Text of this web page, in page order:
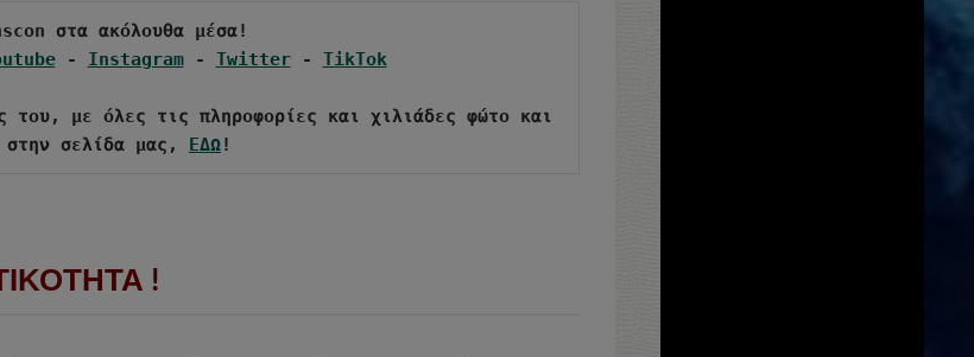
- Instagram - Twitter - TikTok
του, με όλες τις πληροφορίες και χιλιάδες φώτο και
σελίδα μας, ΕΔΩ
!